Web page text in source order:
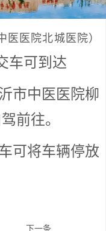
医医院北城医院）
车可到达
市中医医院柳
前往。
可将车辆停放
下一条